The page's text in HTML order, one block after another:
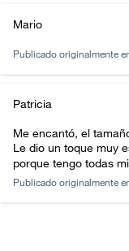
Mario
Publicado originalmente
Patricia
Me encantó, el
Le dio un toque muy
Publicado originalmente